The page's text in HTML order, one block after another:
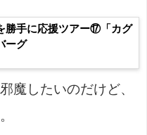
勝手に応援ツアー⑰「カグ
ーグ
魔したいのだけど、